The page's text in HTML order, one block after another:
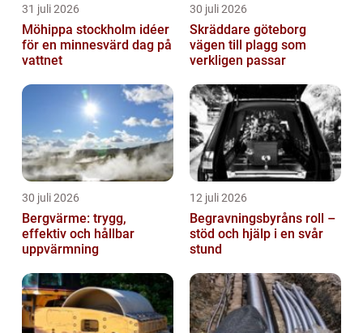
31 juli 2026
Möhippa stockholm idéer
för en minnesvärd dag på
vattnet
30 juli 2026
Skräddare göteborg
vägen till plagg som
verkligen passar
30 juli 2026
Bergvärme: trygg,
effektiv och hållbar
uppvärmning
12 juli 2026
Begravningsbyråns roll –
stöd och hjälp i en svår
stund